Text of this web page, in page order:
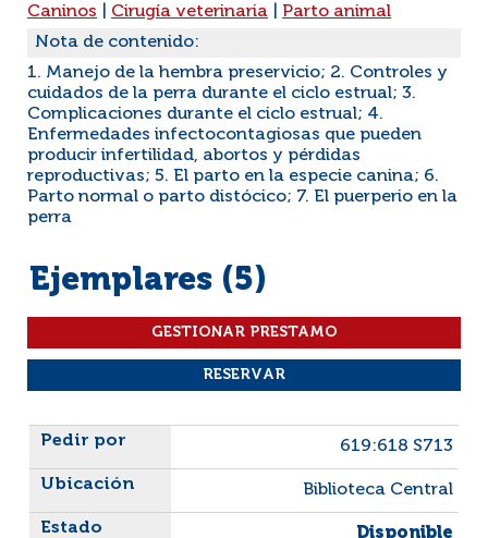
Caninos
Cirugía veterinaria
Parto animal
Nota de contenido:
1. Manejo de la hembra preservicio; 2. Controles y
cuidados de la perra durante el ciclo estrual; 3.
Complicaciones durante el ciclo estrual; 4.
Enfermedades infectocontagiosas que pueden
producir infertilidad, abortos y pérdidas
reproductivas; 5. El parto en la especie canina; 6.
Parto normal o parto distócico; 7. El puerperio en la
perra
Ejemplares (5)
Liste des exemplaires
619:618 S713
Biblioteca Central
Disponible